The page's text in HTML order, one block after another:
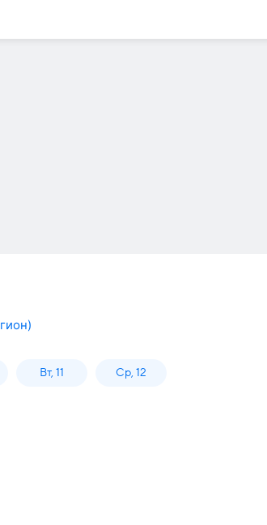
)
Вт, 11 Ср, 12